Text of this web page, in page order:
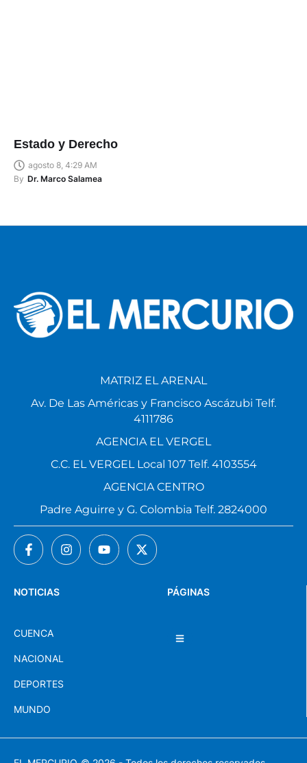
Estado y Derecho
agosto 8, 4:29 AM
By Dr. Marco Salamea
PÁGINAS
NOTICIAS
CUENCA
NACIONAL
DEPORTES
MUNDO
MATRIZ EL ARENAL
Av. De Las Américas y Francisco Ascázubi Telf.
4111786
AGENCIA EL VERGEL
C.C. EL VERGEL Local 107 Telf. 4103554
AGENCIA CENTRO
Padre Aguirre y G. Colombia Telf. 2824000